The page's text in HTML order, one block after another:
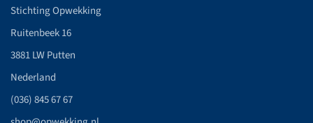
Stichting Opwekking
Ruitenbeek 16
3881 LW Putten
Nederland
(036) 845 67 67